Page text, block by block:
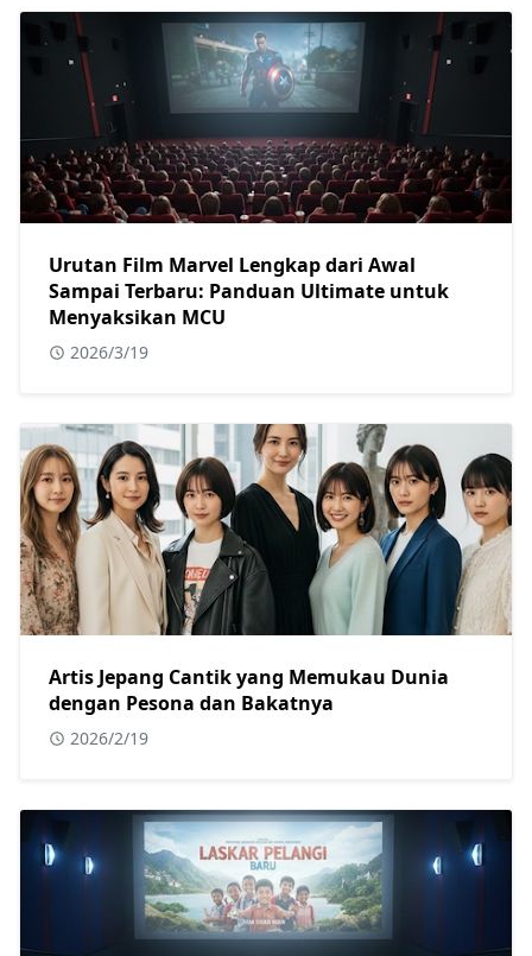
Urutan Film Marvel Lengkap dari Awal
Sampai Terbaru: Panduan Ultimate untuk
Menyaksikan MCU
2026/3/19
Artis Jepang Cantik yang Memukau Dunia
dengan Pesona dan Bakatnya
2026/2/19